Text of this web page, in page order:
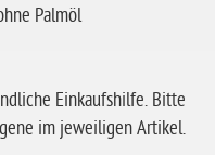
Palmöl
Einkaufshilfe. Bitte
im jeweiligen Artikel.